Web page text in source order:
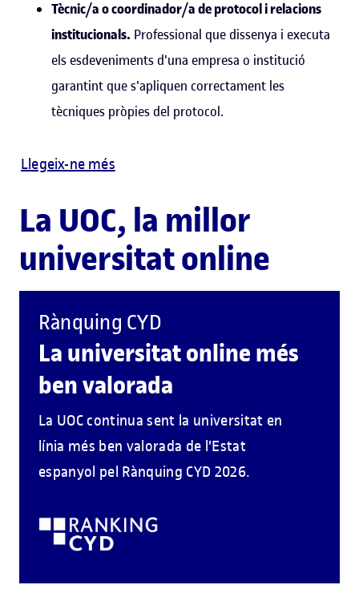
Tècnic/a o coordinador/a de protocol i relacions
institucionals. Professional que dissenya i executa
els esdeveniments d'una empresa o institució
garantint que s'apliquen correctament les
tècniques pròpies del protocol.
Llegeix-ne més
La UOC, la millor
universitat online
Rànquing CYD
La universitat online més
ben valorada
La UOC continua sent la universitat en
línia més ben valorada de l'Estat
espanyol pel Rànquing CYD 2026.